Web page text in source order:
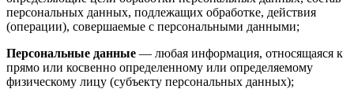
персональных данных, подлежащих обработке, действия
(операции), совершаемые с персональными данными;
Персональные данные — любая информация, относящаяся к
прямо или косвенно определенному или определяемому
физическому лицу (субъекту персональных данных);